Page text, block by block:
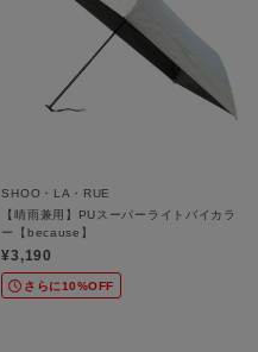
SHOO・LA・RUE
【晴雨兼用】PUスーパーライトバイカラ
ー【because】
¥3,190
さらに10%OFF